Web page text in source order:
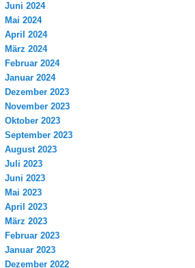
Juni 2024
Mai 2024
April 2024
März 2024
Februar 2024
Januar 2024
Dezember 2023
November 2023
Oktober 2023
September 2023
August 2023
Juli 2023
Juni 2023
Mai 2023
April 2023
März 2023
Februar 2023
Januar 2023
Dezember 2022